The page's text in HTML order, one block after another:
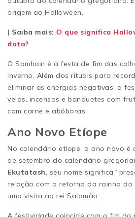
origem ao Halloween.
| Saiba mais: O que significa
data?
O Samhain é a festa de fim das
inverno. Além dos rituais para
eliminar as energias negativas, a
velas, incensos e banquetes com
com carne e abóboras.
Ano Novo Etíope
No calendário etíope, o ano novo é
de setembro do calendário
Ekutatash, seu nome significa
relação com o retorno da rainha do
uma visita ao rei Salomão.